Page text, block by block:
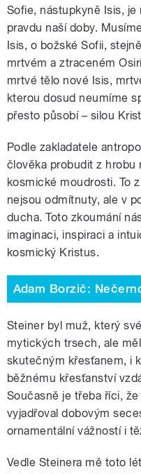
Sofie, nástupkyně Isis, je
pravdu naší doby.
Isis, o božské Sofii,
mrtvém a ztraceném
mrtvé tělo nové Isis,
kterou dosud neumíme
přesto působí – silou
Podle zakladatele
člověka probudit z hrobu
kosmické moudrosti. To
nejsou odmítnuty, ale v
ducha. Toto zkoumání
imaginaci, inspiraci a
kosmický Kristus.
Adam Borzič:
Steiner byl muž, který
mytických trsech, ale
skutečným křesťanem, i
běžnému křesťanství
Současně je třeba říci,
vyjadřoval dobovým
ornamentální vážností i
Vedle Steinera mě toto